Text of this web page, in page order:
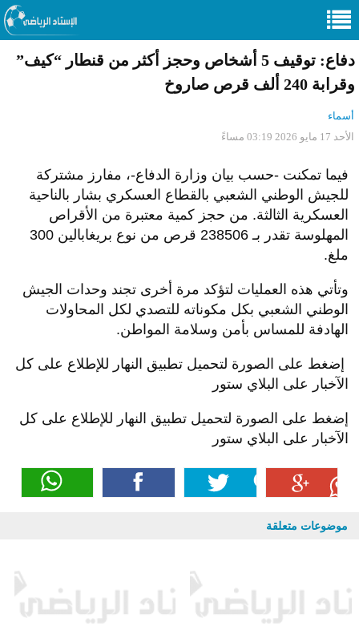
دفاع: توقيف 5 أشخاص وحجز أكثر من قنطار “كيف”
وقرابة 240 ألف قرص صاروخ
أسماء
الأحد 17 مايو 2026 03:19 مساءً
فيما تمكنت -حسب بيان وزارة الدفاع-، مفارز مشتركة
للجيش الوطني الشعبي بالقطاع العسكري بشار بالناحية
العسكرية الثالثة. من حجز كمية معتبرة من الأقراص
المهلوسة تقدر بـ 238506 قرص من نوع بريغابالين 300
ملغ.
وتأتي هذه العمليات لتؤكد مرة أخرى تجند وحدات الجيش
الوطني الشعبي بكل مكوناته للتصدي لكل المحاولات
الهادفة للمساس بأمن وسلامة المواطن.
إضغط على الصورة لتحميل تطبيق النهار للإطلاع على كل
الآخبار على البلاي ستور
إضغط على الصورة لتحميل تطبيق النهار للإطلاع على كل
الآخبار على البلاي ستور
موضوعات متعلقة